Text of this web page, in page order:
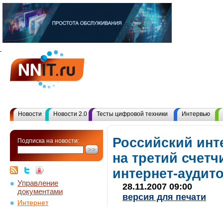
Новости Новости 2.0 Тесты цифровой техники Интервью
Подписка на новости:
Управление
документами
Интернет
Российский
на третий
интернет-
28.11.2007 09:00
версия для печати